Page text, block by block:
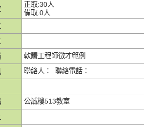
正取:30人
備取:0人
軟體工程師徵才範例
聯絡人： 聯絡電話：
公誠樓513教室